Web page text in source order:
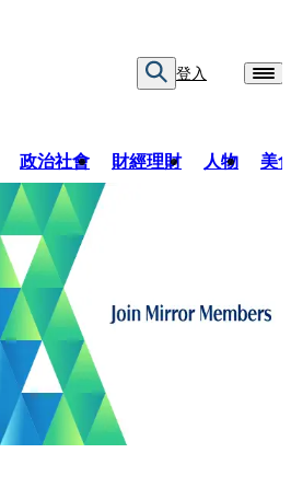
登入
政治社會 財經理財 人物 美